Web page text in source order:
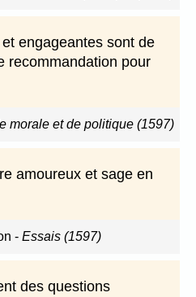
engageantes sont de
recommandation pour
morale et de politique (1597)
amoureux et sage en
- Essais (1597)
des questions